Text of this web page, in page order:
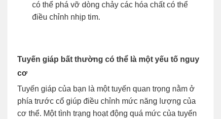
có thể phá vỡ dòng chảy các hóa chất có thể
điều chỉnh nhịp tim.
Tuyến giáp bất thường có thể là một yếu tố nguy
cơ
Tuyến giáp của bạn là một tuyến quan trọng nằm ở
phía trước cổ giúp điều chỉnh mức năng lượng của
cơ thể. Một tình trạng hoạt động quá mức của tuyến